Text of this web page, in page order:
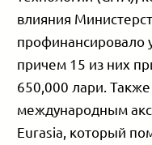
влияния
профинансировало
причем 15 из них
650,000 лари. Также
международным
Eurasia, который